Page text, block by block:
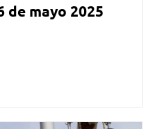
de mayo 2025